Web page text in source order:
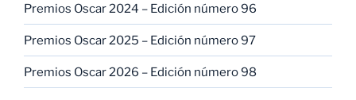
Premios Oscar 2024 – Edición número 96
Premios Oscar 2025 – Edición número 97
Premios Oscar 2026 – Edición número 98